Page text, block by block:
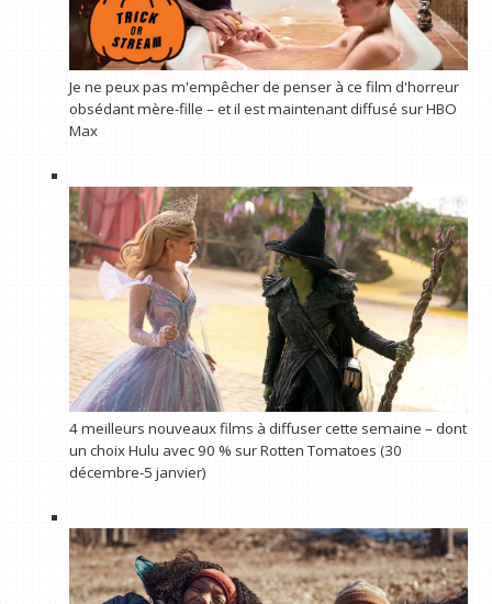
Je ne peux pas m'empêcher de penser à ce film d'horreur
obsédant mère-fille – et il est maintenant diffusé sur HBO
Max
4 meilleurs nouveaux films à diffuser cette semaine – dont
un choix Hulu avec 90 % sur Rotten Tomatoes (30
décembre-5 janvier)